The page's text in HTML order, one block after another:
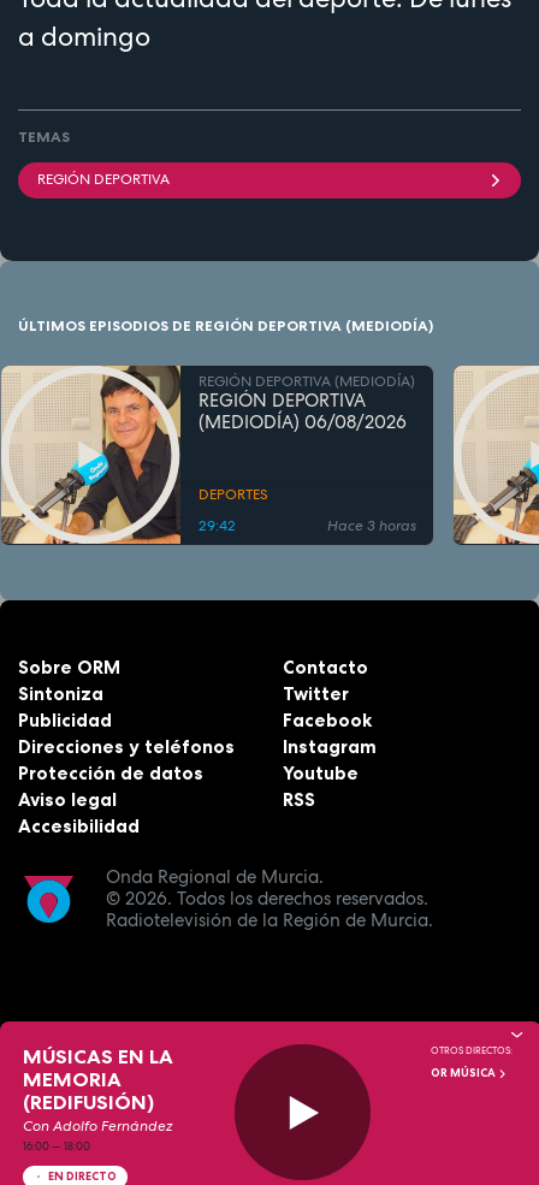
a domingo
TEMAS
REGIÓN DEPORTIVA
ÚLTIMOS EPISODIOS DE REGIÓN DEPORTIVA (MEDIODÍA)
REGIÓN DEPORTIVA (MEDIODÍA)
REGIÓN DEPORTIVA
(MEDIODÍA) 06/08/2026
DEPORTES
29:42
Hace 3 horas
Onda Regional de Murcia.
© 2026. Todos los derechos reservados.
Radiotelevisión de la Región de Murcia.
Sobre ORM
Sintoniza
Publicidad
Direcciones y teléfonos
Protección de datos
Aviso legal
Accesibilidad
Contacto
Twitter
Facebook
Instagram
Youtube
RSS
MÚSICAS EN LA
MEMORIA
(REDIFUSIÓN)
Con Adolfo Fernández
16:00—18:00
EN DIRECTO
OTROS DIRECTOS:
OR MÚSICA